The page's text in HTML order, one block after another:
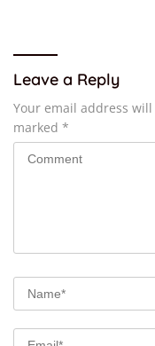
Leave a Reply
Your email address
marked *